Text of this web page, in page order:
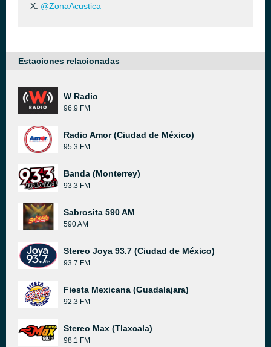
X: @ZonaAcustica
Estaciones relacionadas
W Radio
96.9 FM
Radio Amor (Ciudad de México)
95.3 FM
Banda (Monterrey)
93.3 FM
Sabrosita 590 AM
590 AM
Stereo Joya 93.7 (Ciudad de México)
93.7 FM
Fiesta Mexicana (Guadalajara)
92.3 FM
Stereo Max (Tlaxcala)
98.1 FM